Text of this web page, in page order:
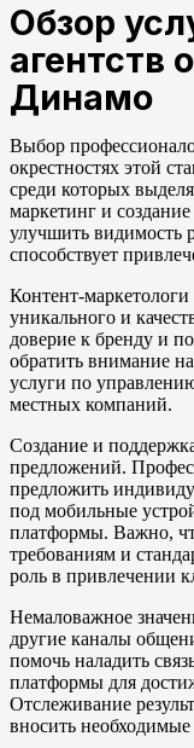
Обзор
агентств
Динамо
Выбор
окрестностях этой
среди которых
маркетинг и
улучшить видимость
способствует
Контент-
уникального и
доверие к бренду и
обратить внимание
услуги по
местных компаний.
Создание и
предложений.
предложить
под мобильные
платформы. Важно,
требованиям и
роль в привлечении
Немаловажное
другие каналы
помочь наладить
платформы для
Отслеживание
вносить